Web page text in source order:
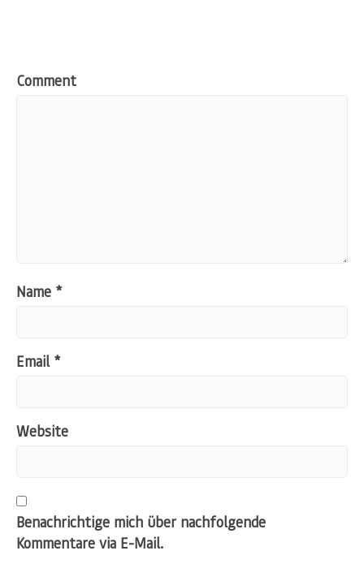
Comment
Name *
Email *
Website
Benachrichtige mich über nachfolgende
Kommentare via E-Mail.